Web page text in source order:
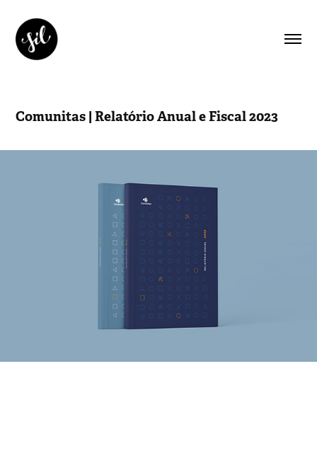
Comunitas | Relatório Anual e Fiscal 2023